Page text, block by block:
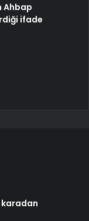
Ahbap
ifade
karadan